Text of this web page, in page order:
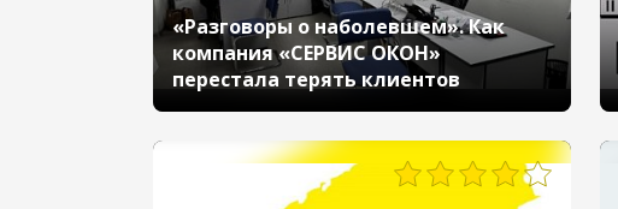
«Разговоры о наболевшем». Как
компания «СЕРВИС ОКОН»
перестала терять клиентов